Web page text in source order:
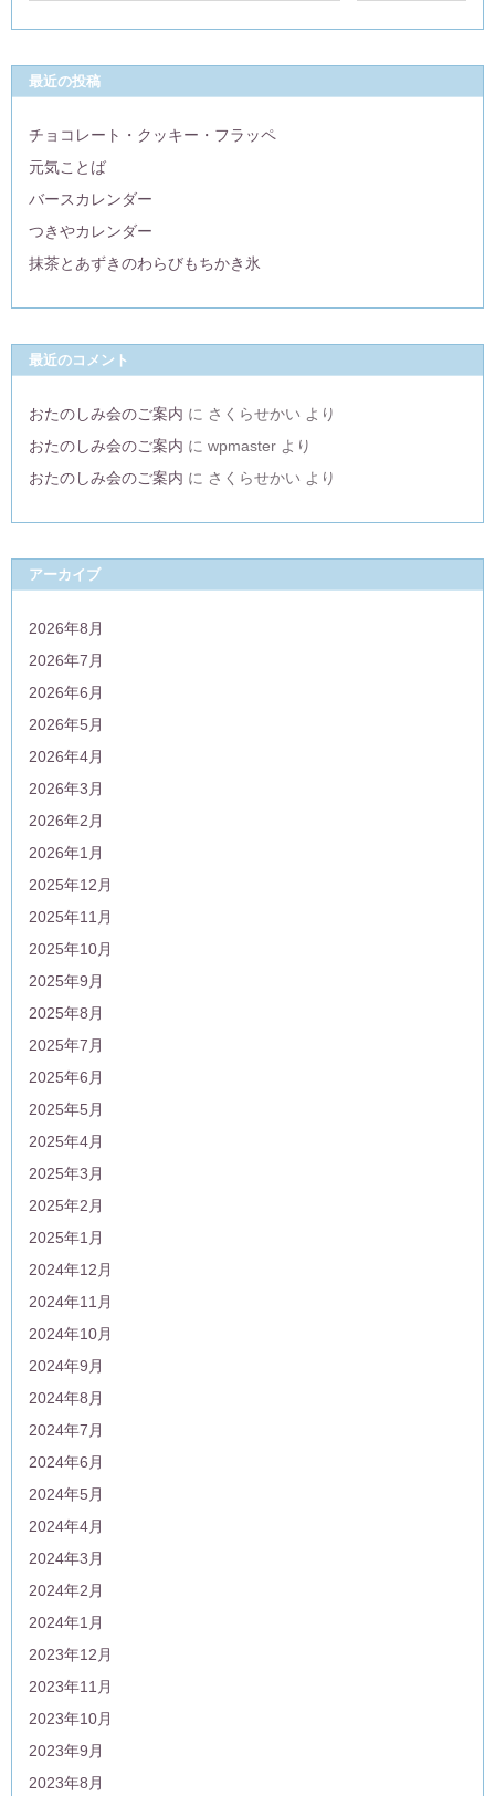
最近の投稿
チョコレート・クッキー・フラッペ
元気ことば
バースカレンダー
つきやカレンダー
抹茶とあずきのわらびもちかき氷
最近のコメント
おたのしみ会のご案内 に さくらせかい より
おたのしみ会のご案内 に wpmaster より
おたのしみ会のご案内 に さくらせかい より
アーカイブ
2026年8月
2026年7月
2026年6月
2026年5月
2026年4月
2026年3月
2026年2月
2026年1月
2025年12月
2025年11月
2025年10月
2025年9月
2025年8月
2025年7月
2025年6月
2025年5月
2025年4月
2025年3月
2025年2月
2025年1月
2024年12月
2024年11月
2024年10月
2024年9月
2024年8月
2024年7月
2024年6月
2024年5月
2024年4月
2024年3月
2024年2月
2024年1月
2023年12月
2023年11月
2023年10月
2023年9月
2023年8月